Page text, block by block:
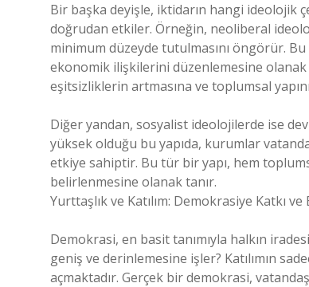
Bir başka deyişle, iktidarın hangi ideolojik
doğrudan etkiler. Örneğin, neoliberal
minimum düzeyde tutulmasını öngörür.
ekonomik ilişkilerini düzenlemesine olanak
eşitsizliklerin artmasına ve toplumsal
Diğer yandan, sosyalist ideolojilerde ise
yüksek olduğu bu yapıda, kurumlar
etkiye sahiptir. Bu tür bir yapı, hem
belirlenmesine olanak tanır.
Yurttaşlık ve Katılım: Demokrasiye Katkı
Demokrasi, en basit tanımıyla halkın
geniş ve derinlemesine işler? Katılımın
açmaktadır. Gerçek bir demokrasi,